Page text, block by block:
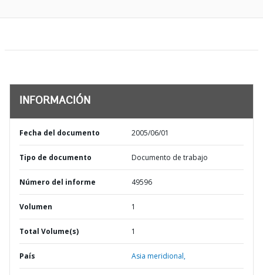
INFORMACIÓN
Fecha del documento 2005/06/01
Tipo de documento Documento de trabajo
Número del informe 49596
Volumen 1
Total Volume(s) 1
País Asia meridional,